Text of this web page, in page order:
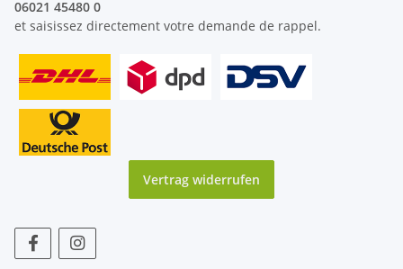
06021 45480 0
et saisissez directement votre demande de rappel.
Vertrag widerrufen